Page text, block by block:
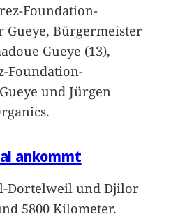
Foundation-
Gueye, Bürgermeister
Gueye (13),
Foundation-
und Jürgen
ankommt
Dortelweil und Djilor
5800 Kilometer.